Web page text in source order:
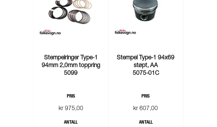
Stempelringer Type-1
94mm 2,0mm toppring
5099
PRIS
kr 975,00
ANTALL
Stempel Type-1 94x69
støpt, AA
5075-01C
PRIS
kr 607,00
ANTALL